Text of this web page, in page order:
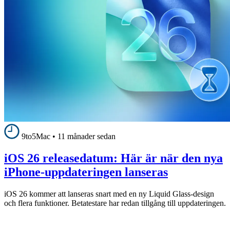
9to5Mac • 11 månader sedan
iOS 26 releasedatum: Här är när den nya
iPhone-uppdateringen lanseras
iOS 26 kommer att lanseras snart med en ny Liquid Glass-design
och flera funktioner. Betatestare har redan tillgång till uppdateringen.